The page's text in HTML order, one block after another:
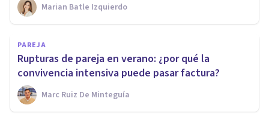
Marian Batle Izquierdo
PAREJA
Rupturas de pareja en verano: ¿por qué la
convivencia intensiva puede pasar factura?
Marc Ruiz De Minteguía